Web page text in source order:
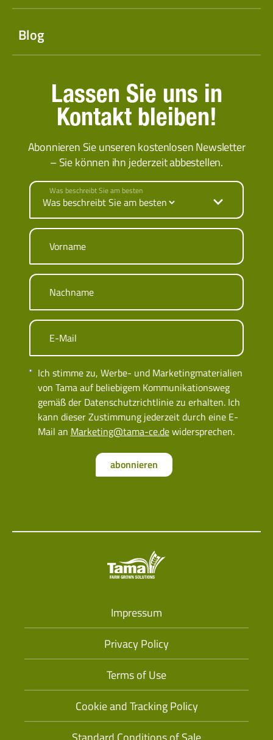
Blog
Lassen Sie uns in
Kontakt bleiben!
Abonnieren Sie unseren kostenlosen Newsletter
– Sie können ihn jederzeit abbestellen.
Was beschreibt Sie am besten
Vorname
Nachname
E-Mail
Ich stimme zu, Werbe- und Marketingmaterialien
von Tama auf beliebigem Kommunikationsweg
gemäß der Datenschutzrichtlinie zu erhalten. Ich
kann dieser Zustimmung jederzeit durch eine E-
Mail an Marketing@tama-ce.dewidersprechen.
abonnieren
Impressum
Privacy Policy
Terms of Use
Cookie and Tracking Policy